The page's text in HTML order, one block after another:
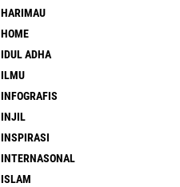
HARIMAU
HOME
IDUL ADHA
ILMU
INFOGRAFIS
INJIL
INSPIRASI
INTERNASONAL
ISLAM